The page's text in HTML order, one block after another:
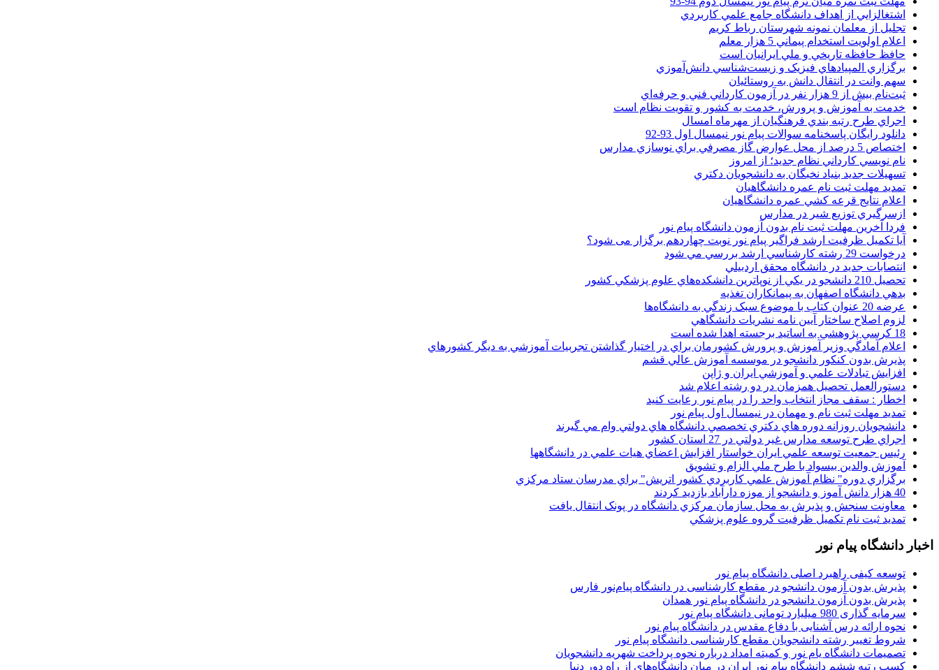
اشتغالزايي از اهداف دانشگاه جامع علمي کاربردي
تجليل از معلمان نمونه شهرستان رباط کريم
اعلام اولويت استخدام پيماني 5 هزار معلم
حافظ حافظه تاريخي و ملي ايرانيان است
برگزاري المپيادهاي فيزيک و زيست‌شناسي دانش‌آموزي
سهم وانت در انتقال دانش به روستائيان
ثبت‌نام بيش از 9 هزار نفر در آزمون کارداني فني و حرفه‌اي
خدمت به آموزش و پرورش، خدمت به کشور و تقويت نظام است
اجراي طرح رتبه بندي فرهنگيان از مهرماه امسال
دانلود رایگان پاسخنامه سوالات پیام نور نیمسال اول 93-92
اختصاص 5 درصد از محل عوارض گاز مصرفي براي نوسازي مدارس
نام نويسي کارداني نظام جديد؛ از امروز
تسهيلات جديد بنياد نخبگان به دانشجويان دکتري
تمديد مهلت ثبت نام عمره دانشگاهيان
اعلام نتايج قرعه کشي عمره دانشگاهيان
ازسرگيري توزيع شير در مدارس
فردا آخرین مهلت ثبت نام بدون آزمون دانشگاه پیام نور
آیا تکمیل ظرفیت ارشد فراگیر پیام نور نوبت چهاردهم برگزار می شود؟
درخواست 29 رشته کارشناسي ارشد بررسي مي شود
انتصابات جديد در دانشگاه محقق اردبيلي
تحصيل 210 دانشجو در يکي از نوپاترين دانشکده‌هاي علوم پزشکي کشور
بدهي دانشگاه اصفهان به پيمانکاران تغذيه
عرضه 20 عنوان کتاب با موضوع سبک زندگي به دانشگاه‌ها
لزوم اصلاح ساختار آيين نامه نشريات دانشگاهي
18 کرسي پژوهشي به اساتيد برجسته اهدا شده است
اعلام آمادگي وزير آموزش و پرورش کشورمان براي در اختيار گذاشتن تجربيات آموزشي به ديگر کشورهاي
پذيرش بدون کنکور دانشجو در موسسه آموزش عالي قشم
افزايش تبادلات علمي و آموزشي ايران و ژاپن
دستورالعمل تحصیل همزمان در دو رشته اعلام شد
اخطار : سقف مجاز انتخاب واحد را در پیام نور رعایت کنید
تمدید مهلت ثبت نام و مهمان در نیمسال اول پیام نور
دانشجويان روزانه دوره هاي دكتري تخصصي دانشگاه هاي دولتي وام مي گيرند
اجراي طرح توسعه مدارس غير دولتي در 27 استان کشور
رئيس جمعيت توسعه علمي ايران خواستار افزايش اعضاي هيات علمي در دانشگاهها
آموزش والدين بيسواد با طرح ملي الزام و تشويق
برگزاري دوره" نظام آموزش علمي كاربردي كشور اتريش" براي مدرسان ستاد مرکزي
40 هزار دانش آموز و دانشجو از موزه دارآباد بازديد کردند
معاونت سنجش و پذيرش به محل سازمان مرکزي دانشگاه در پونک انتقال يافت
تمديد ثبت نام تکميل ظرفيت گروه علوم پزشکي
اخبار دانشگاه پیام نور
توسعه کیفی راهبرد اصلی دانشگاه پیام نور
پذیرش بدون آزمون دانشجو در مقطع کارشناسی در دانشگاه پیام‌نور فارس
پذیرش بدون آزمون دانشجو در دانشگاه پیام نور همدان
سرمایه گذاری 980 میلیارد تومانی دانشگاه پیام نور
نحوه ارائه درس آشنایی با دفاع مقدس در دانشگاه پیام نور
شروط تغییر رشته دانشجویان مقطع کارشناسی دانشگاه پیام نور
تصمیمات دانشگاه یام نور و کمیته امداد درباره نحوه پرداخت شهریه دانشجویان
کسب رتبه ششم دانشگاه پیام نور ایران در میان دانشگاه‌های از راه دور دنیا